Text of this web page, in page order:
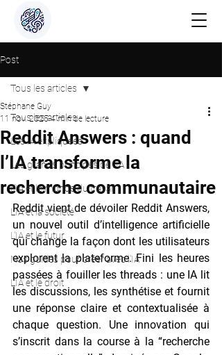
Post
Tous les articles
Les IA expliquées
Les grands principes de l'IA
L'IA et le monde du travail
L'IA et la société
L'IA et le futur
Nos guides pour créer avec l'IA
L'IA et le droit
Tous les articles
Reddit Answers : quand
l’IA transforme la
recherche communautaire
Stéphane Guy
11 nov. 2025 4 min de lecture
Reddit vient de dévoiler Reddit Answers,
un nouvel outil d’intelligence artificielle
qui change la façon dont les utilisateurs
explorent la plateforme. Fini les heures
passées à fouiller les threads : une IA lit
les discussions, les synthétise et fournit
une réponse claire et contextualisée à
chaque question. Une innovation qui
s’inscrit dans la course à la “recherche